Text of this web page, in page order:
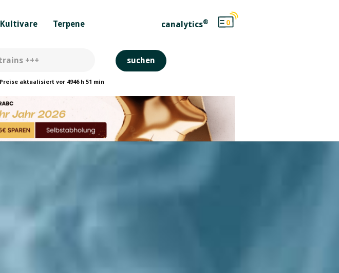
Kultivare Terpene canalytics® 0
Preise aktualisiert vor 4946 h 51 min